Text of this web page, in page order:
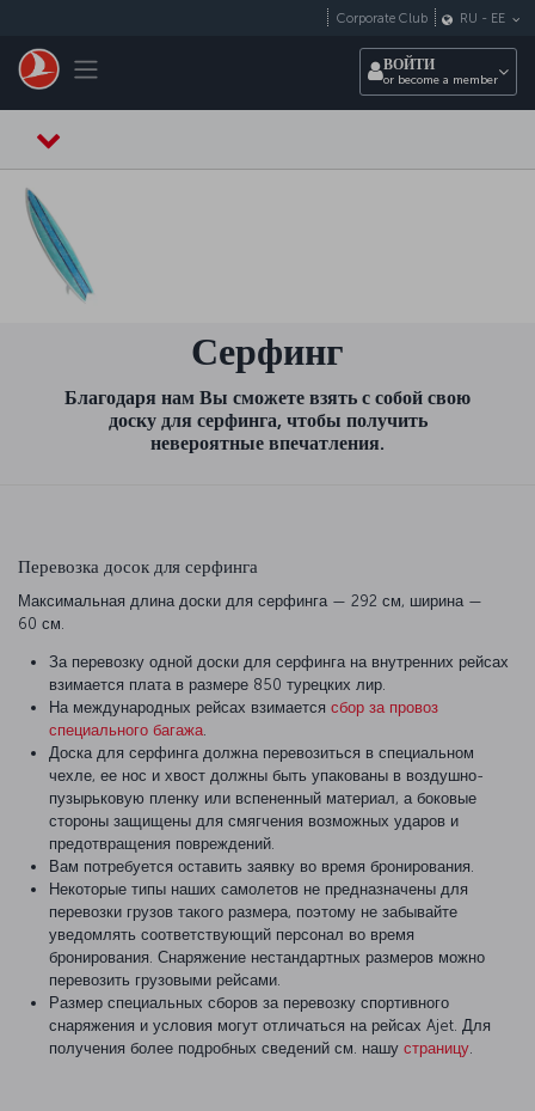
Toggle navigation
Corporate Club RU - EE
ВОЙТИ
or become a member
Серфинг
Благодаря нам Вы сможете взять с собой свою
доску для серфинга, чтобы получить
невероятные впечатления.
Перевозка досок для серфинга
Максимальная длина доски для серфинга — 292 см, ширина —
60 см.
За перевозку одной доски для серфинга на внутренних рейсах
взимается плата в размере 850 турецких лир.
На международных рейсах взимается сбор за провоз
специального багажа
Доска для серфинга должна перевозиться в специальном
чехле, ее нос и хвост должны быть упакованы в воздушно-
пузырьковую пленку или вспененный материал, а боковые
стороны защищены для смягчения возможных ударов и
предотвращения повреждений.
Вам потребуется оставить заявку во время бронирования.
Некоторые типы наших самолетов не предназначены для
перевозки грузов такого размера, поэтому не забывайте
уведомлять соответствующий персонал во время
бронирования. Снаряжение нестандартных размеров можно
перевозить грузовыми рейсами.
Размер специальных сборов за перевозку спортивного
снаряжения и условия могут отличаться на рейсах Ajet. Для
получения более подробных сведений см. нашу страницу